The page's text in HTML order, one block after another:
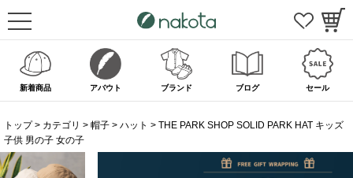
新着商品 アバウト ブランド ブログ セール
トップ カテゴリ 帽子 ハット
THE PARK SHOP SOLID PARK HAT キッズ
子供 男の子 女の子